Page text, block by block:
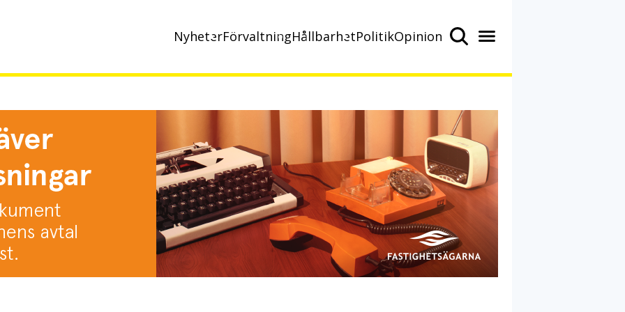
NyheterFörvaltningHållbarhetPolitikOpinion